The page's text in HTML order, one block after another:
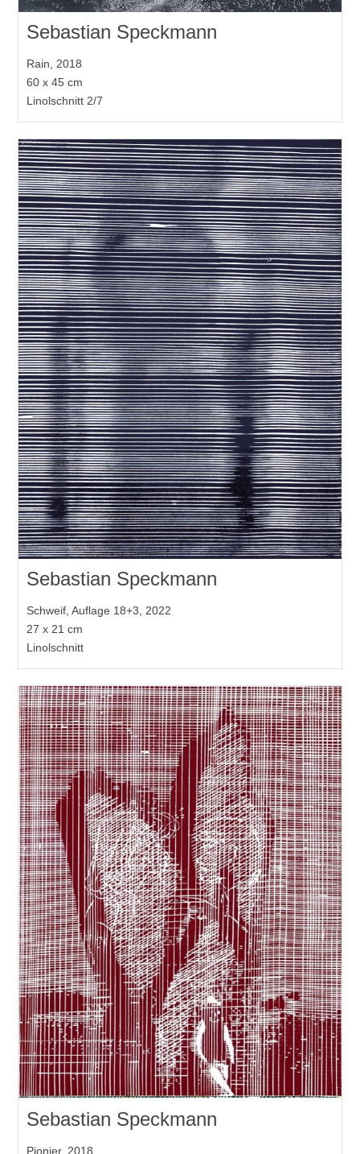
Sebastian Speckmann
Rain, 2018
60 x 45 cm
Linolschnitt 2/7
Sebastian Speckmann
Schweif, Auflage 18+3, 2022
27 x 21 cm
Linolschnitt
Sebastian Speckmann
Pionier, 2018